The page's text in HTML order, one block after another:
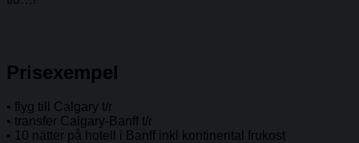
Prisexempel
• flyg till Calgary t/r
• transfer Calgary-Banff t/r
• 10 nätter på hotell i Banff inkl kontinental frukost